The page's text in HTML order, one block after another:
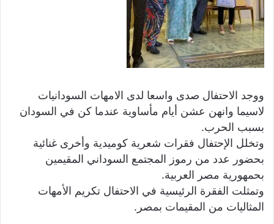
ووجد الاحتفال صدى واسعا لدى الامهات السودانيات
لاسيما وانهن عشن أيام مأساوية عندما كن في السودان
بسبب الحرب.
وتخلل الإحتفال فقرات شعرية كوميدية وأخرى غنائية
بحضور عدد من رموز المجتمع السوداني المقيمين
بحمهورية مصر العربية.
وتمثلت الفقرة الرئيسية في الاحتفال تكريم الأمهات
المثاليات من المقيمات بمصر.